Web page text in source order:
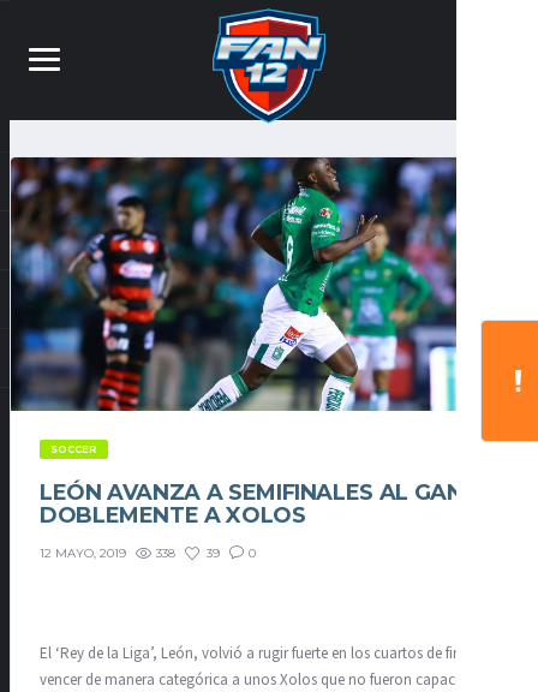
SOCCER
LEÓN AVANZA A SEMIFINALES AL GANAR
DOBLEMENTE A XOLOS
12 MAYO, 2019 338 39 0
El ‘Rey de la Liga’, León, volvió a rugir fuerte en los cuartos de final al
vencer de manera categórica a unos Xolos que no fueron capaces de